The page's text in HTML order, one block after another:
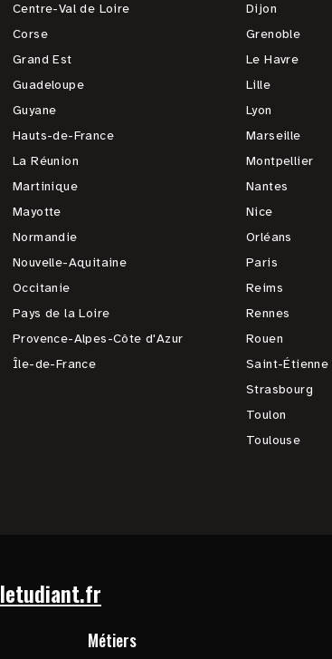
Centre-Val de Loire
Corse
Grand Est
Guadeloupe
Guyane
Hauts-de-France
La Réunion
Martinique
Mayotte
Normandie
Nouvelle-Aquitaine
Occitanie
Pays de la Loire
Provence-Alpes-Côte d'Azur
Île-de-France
Dijon
Grenoble
Le Havre
Lille
Lyon
Marseille
Montpellier
Nantes
Nice
Orléans
Paris
Reims
Rennes
Rouen
Saint-Étienne
Strasbourg
Toulon
Toulouse
letudiant.fr
Métiers